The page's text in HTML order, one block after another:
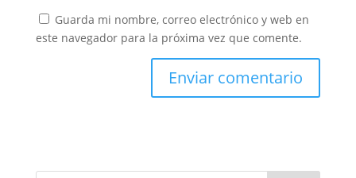
Guarda mi nombre, correo electrónico y web en
este navegador para la próxima vez que comente.